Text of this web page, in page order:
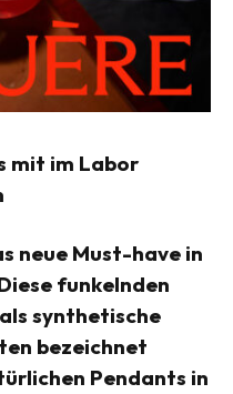
mit im Labor
neue Must-have in
funkelnden
synthetische
bezeichnet
Pendants in